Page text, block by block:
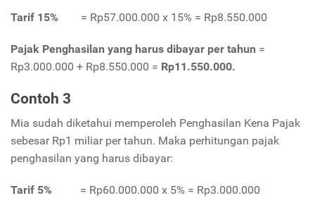
Tarif 15% = Rp57.000.000 x 15% = Rp8.550.000
Pajak Penghasilan yang harus dibayar per tahun =
Rp3.000.000 + Rp8.550.000 = Rp11.550.000.
Contoh 3
Mia sudah diketahui memperoleh Penghasilan Kena Pajak
sebesar Rp1 miliar per tahun. Maka perhitungan pajak
penghasilan yang harus dibayar:
Tarif 5% = Rp60.000.000 x 5% = Rp3.000.000